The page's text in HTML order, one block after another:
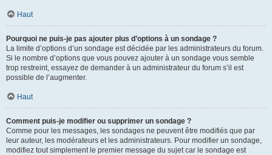
Haut
Pourquoi ne puis-je pas ajouter plus d’options à un sondage ?
La limite d’options d’un sondage est décidée par les administrateurs du forum.
Si le nombre d’options que vous pouvez ajouter à un sondage vous semble
trop restreint, essayez de demander à un administrateur du forum s’il est
possible de l’augmenter.
Haut
Comment puis-je modifier ou supprimer un sondage ?
Comme pour les messages, les sondages ne peuvent être modifiés que par
leur auteur, les modérateurs et les administrateurs. Pour modifier un sondage,
modifiez tout simplement le premier message du sujet car le sondage est